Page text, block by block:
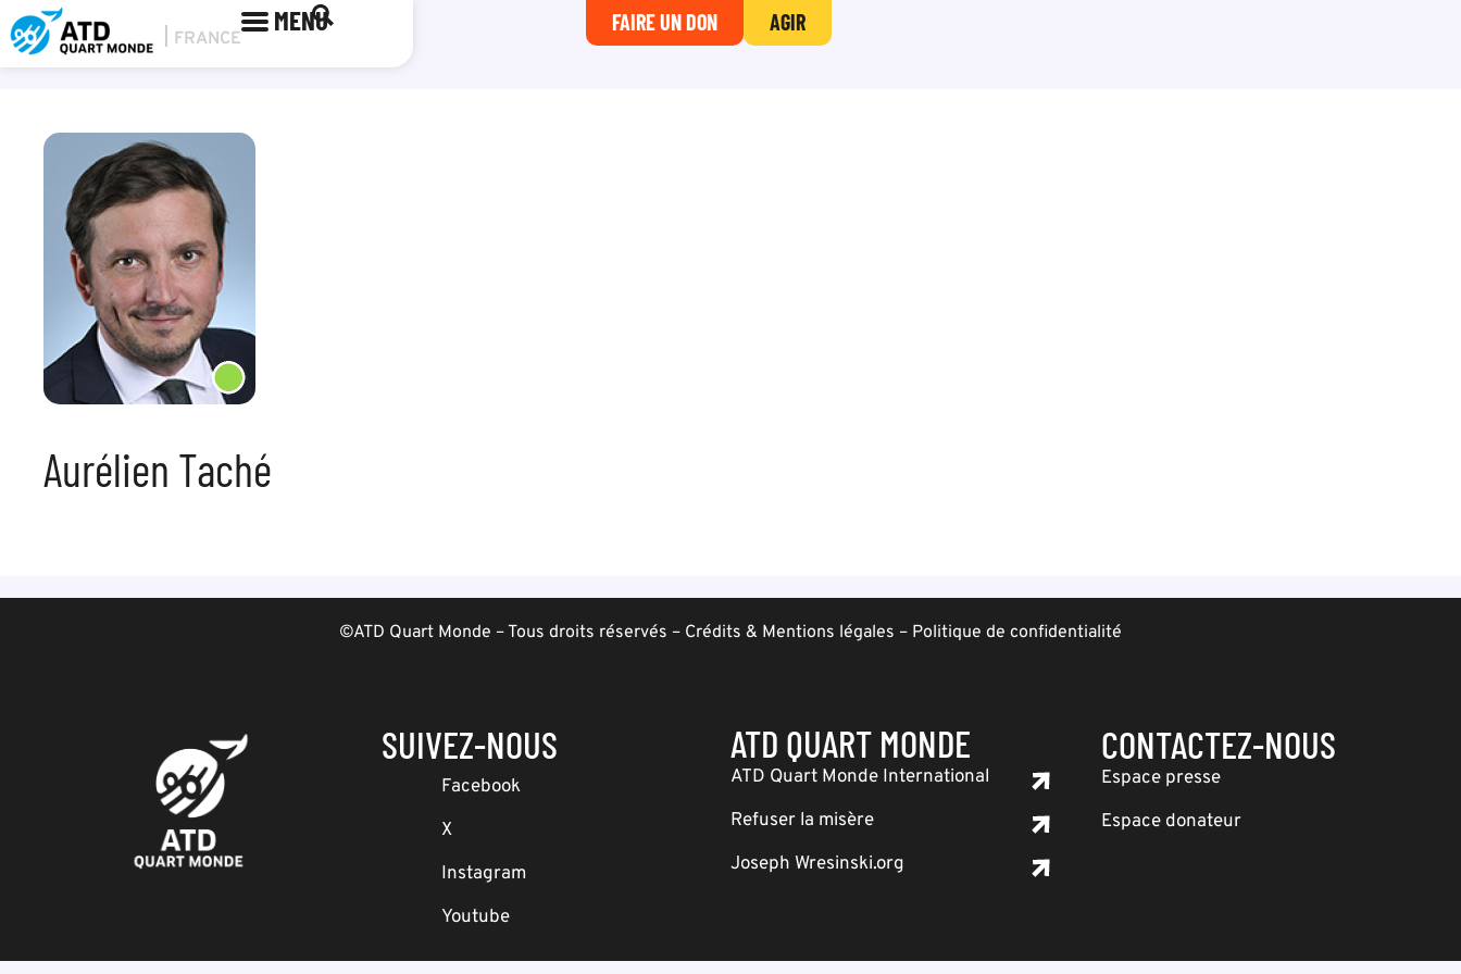
MENU FAIRE UN DON AGIR
Aurélien Taché
©ATD Quart Monde – Tous droits réservés – Crédits & Mentions légales – Politique de confidentialité
SUIVEZ-NOUS
Facebook
X
Instagram
Youtube
ATD QUART MONDE
ATD Quart Monde International
Refuser la misère
Joseph Wresinski.org
CONTACTEZ-NOUS
Espace presse
Espace donateur